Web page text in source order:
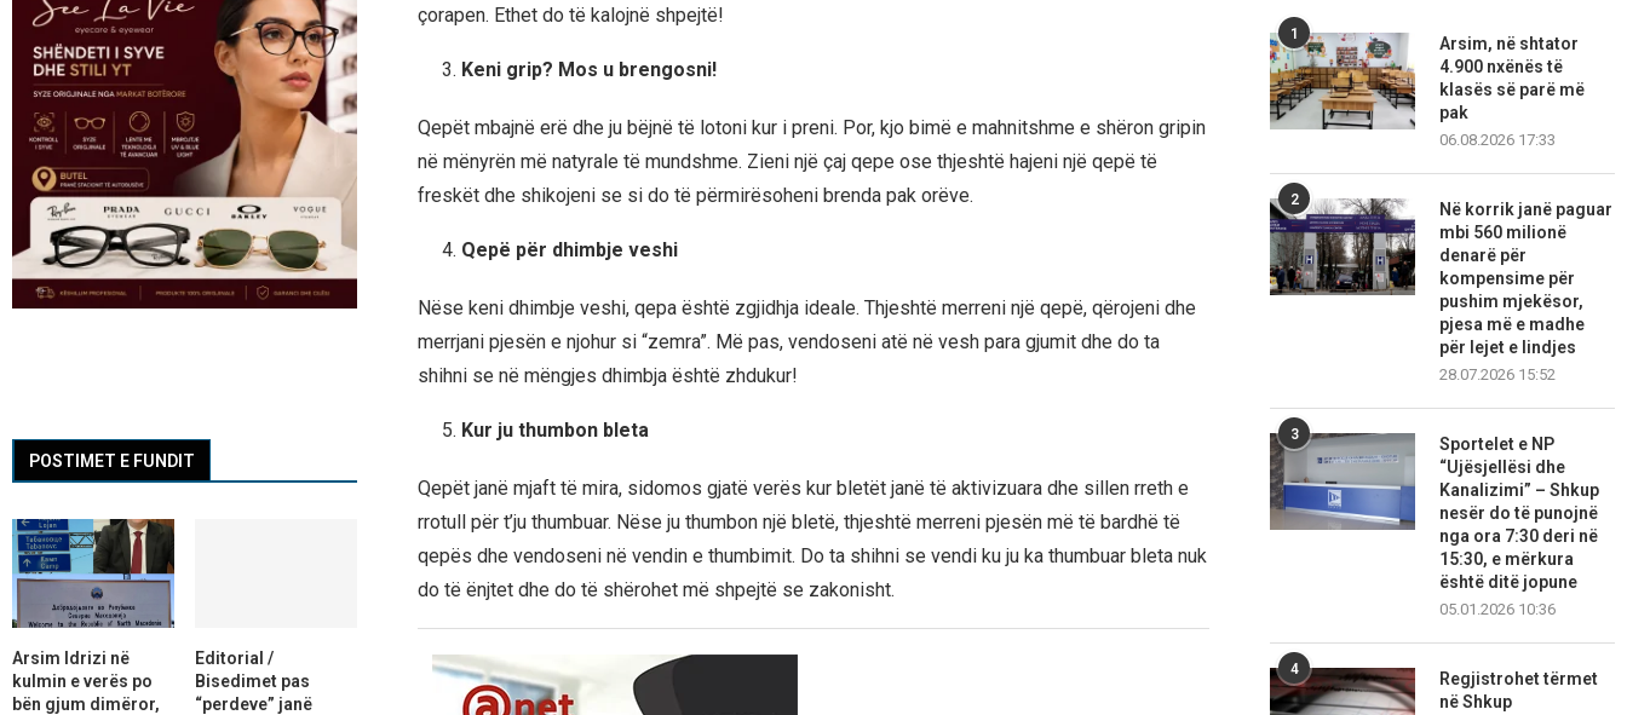
çorapen. Ethet do të kalojnë shpejtë!
Keni grip? Mos u brengosni!
Qepët mbajnë erë dhe ju bëjnë të lotoni kur i preni. Por, kjo bimë e mahnitshme e shëron gripin
në mënyrën më natyrale të mundshme. Zieni një çaj qepe ose thjeshtë hajeni një qepë të
freskët dhe shikojeni se si do të përmirësoheni brenda pak orëve.
Qepë për dhimbje veshi
Nëse keni dhimbje veshi, qepa është zgjidhja ideale. Thjeshtë merreni një qepë, qërojeni dhe
merrjani pjesën e njohur si “zemra”. Më pas, vendoseni atë në vesh para gjumit dhe do ta
shihni se në mëngjes dhimbja është zhdukur!
Kur ju thumbon bleta
Qepët janë mjaft të mira, sidomos gjatë verës kur bletët janë të aktivizuara dhe sillen rreth e
rrotull për t’ju thumbuar. Nëse ju thumbon një bletë, thjeshtë merreni pjesën më të bardhë të
qepës dhe vendoseni në vendin e thumbimit. Do ta shihni se vendi ku ju ka thumbuar bleta nuk
do të ënjtet dhe do të shërohet më shpejtë se zakonisht.
1
Arsim, në shtator
4.900 nxënës të
klasës së parë më
pak
06.08.2026 17:33
2
Në korrik janë paguar
mbi 560 milionë
denarë për
kompensime për
pushim mjekësor,
pjesa më e madhe
për lejet e lindjes
28.07.2026 15:52
3
Sportelet e NP
“Ujësjellësi dhe
Kanalizimi” – Shkup
nesër do të punojnë
nga ora 7:30 deri në
15:30, e mërkura
është ditë jopune
05.01.2026 10:36
4
Regjistrohet tërmet
në Shkup
POSTIMET E FUNDIT
Arsim Idrizi në
kulmin e verës po
bën gjum dimëror,
Editorial /
Bisedimet pas
“perdeve” janë